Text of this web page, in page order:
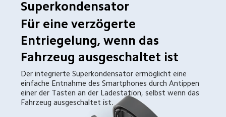
Superkondensator
Für eine verzögerte
Entriegelung, wenn das
Fahrzeug ausgeschaltet ist
Der integrierte Superkondensator ermöglicht eine
einfache Entnahme des Smartphones durch Antippen
einer der Tasten an der Ladestation, selbst wenn das
Fahrzeug ausgeschaltet ist.